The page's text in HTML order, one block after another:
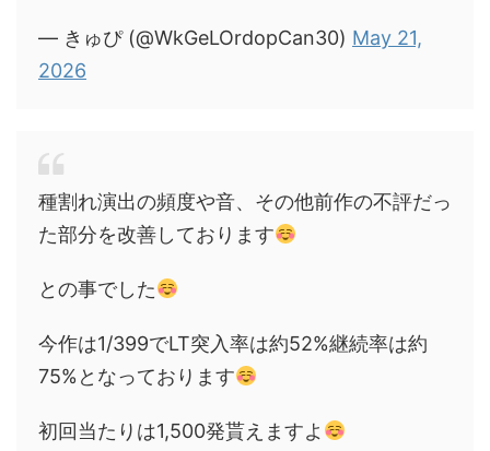
— きゅぴ (@WkGeLOrdopCan30) May 21,
2026
種割れ演出の頻度や音、その他前作の不評だっ
た部分を改善しております
との事でした
今作は1/399でLT突入率は約52%継続率は約
75%となっております
初回当たりは1,500発貰えますよ